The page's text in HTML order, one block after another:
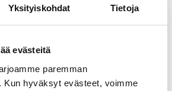
Yksityiskohdat Tietoja
evästeitä
paremman
Kun hyväksyt evästeet, voimme